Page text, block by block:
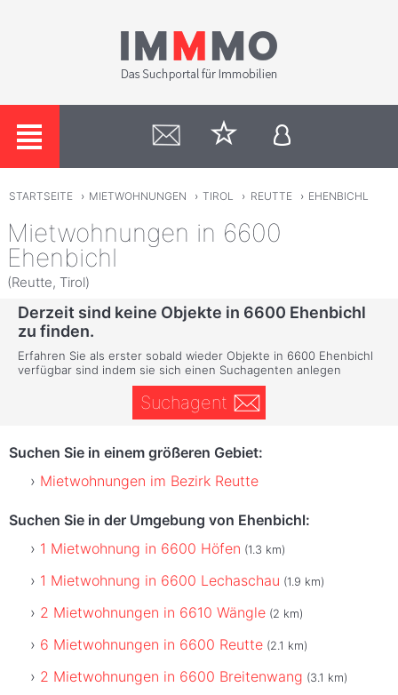
STARTSEITE › MIETWOHNUNGEN › TIROL › REUTTE › EHENBICHL
Mietwohnungen in 6600
Ehenbichl
(Reutte, Tirol)
Derzeit sind keine Objekte in 6600 Ehenbichl
zu finden.
Erfahren Sie als erster sobald wieder Objekte in 6600 Ehenbichl
verfügbar sind indem sie sich einen Suchagenten anlegen
Suchagent
Suchen Sie in einem größeren Gebiet:
Mietwohnungen im Bezirk Reutte
Suchen Sie in der Umgebung von Ehenbichl:
1 Mietwohnung in 6600 Höfen (1.3 km)
1 Mietwohnung in 6600 Lechaschau (1.9 km)
2 Mietwohnungen in 6610 Wängle (2 km)
6 Mietwohnungen in 6600 Reutte (2.1 km)
2 Mietwohnungen in 6600 Breitenwang (3.1 km)